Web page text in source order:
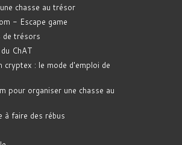
chasse au trésor
- Escape game
de trésors
ChAT
cryptex : le mode d'emploi de
pour organiser une chasse au
à faire des rébus